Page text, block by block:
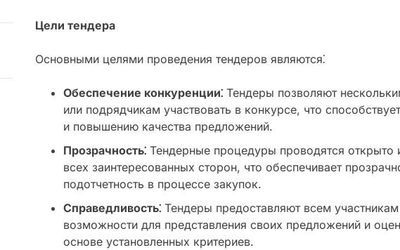
Цели тендера
Основными целями проведения тендеров являются⁚
Обеспечение конкуренции⁚ Тендеры позволяют
или подрядчикам участвовать в конкурсе, что
и повышению качества предложений.
Прозрачность⁚ Тендерные процедуры проводятся открыто
всех заинтересованных сторон, что обеспечивает
подотчетность в процессе закупок.
Справедливость⁚ Тендеры предоставляют всем
возможности для представления своих предложений и
основе установленных критериев.